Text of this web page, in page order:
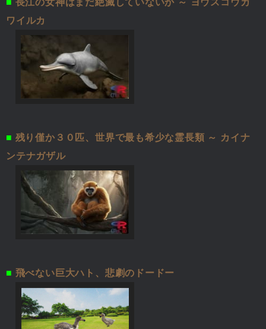
■ 長江の女神はまだ絶滅していないか ～ ヨウスコウカ
ワイルカ
■ 残り僅か３０匹、世界で最も希少な霊長類 ～ カイナ
ンテナガザル
■ 飛べない巨大ハト、悲劇のドードー